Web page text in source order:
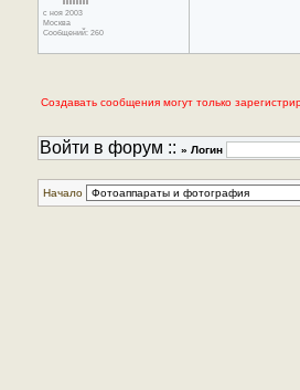
с ноя 2003
Москва
Сообщений: 260
Создавать сообщения могут только
Войти в форум :: » Логин
Начало